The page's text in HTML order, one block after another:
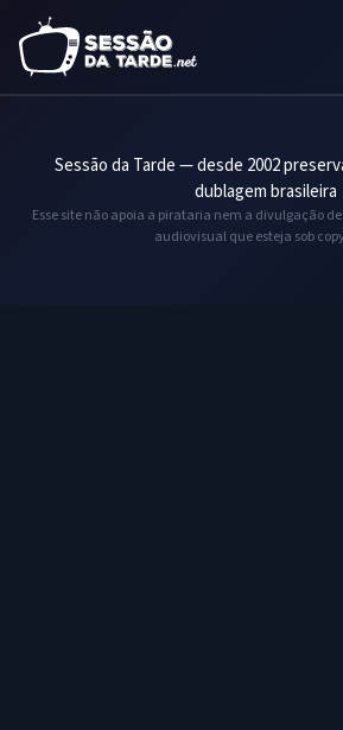
Sessão da Tarde — desde 2002
dublagem brasileira
Esse site não apoia a pirataria nem a divulgação
audiovisual que esteja sob